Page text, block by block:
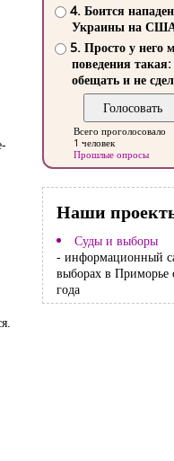
4. Боится
Украины на
5. Просто у него
поведения такая:
обещать и не
Всего проголосовало
1 человек
Прошлые опросы
Наши
Суды и выборы
- информационный
выборах в Приморье
года